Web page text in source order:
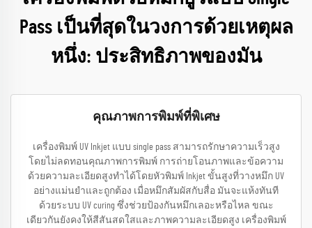
Pass เป็นที่สุดในวงการด้วยเหตุผล
หนึ่ง: ประสิทธิภาพของมัน
คุณภาพการพิมพ์ที่พิเศษ
เครื่องพิมพ์ UV Inkjet แบบ single pass สามารถรักษาความเร็วสูง
โดยไม่ลดทอนคุณภาพการพิมพ์ การถ่ายโอนภาพและข้อความ
ด้วยความละเอียดสูงทำได้โดยหัวพิมพ์ Inkjet ขั้นสูงที่วางหมึก UV
อย่างแม่นยำและถูกต้อง เมื่อหมึกสัมผัสกับสื่อ มันจะแห้งทันที
ด้วยระบบ UV curing ซึ่งช่วยป้องกันหมึกเลอะหรือไหล ขณะ
เดียวกันยังคงให้สีสันสดใสและภาพความละเอียดสูง เครื่องพิมพ์